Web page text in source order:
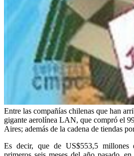
Entre las compañías chilenas que han
gigante aerolínea LAN, que compró el
Aires; además de la cadena de tiendas
Es decir, que de US$553,5 millones